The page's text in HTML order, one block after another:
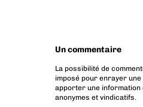
Un commentaire
La possibilité de
imposé pour enrayer
apporter une information
anonymes et vindicatifs.